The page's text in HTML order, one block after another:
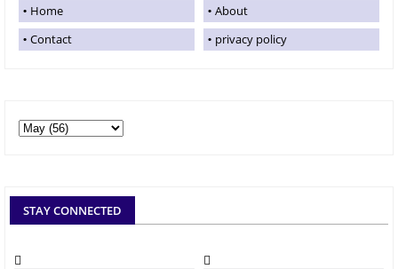
Home
About
Contact
privacy policy
STAY CONNECTED